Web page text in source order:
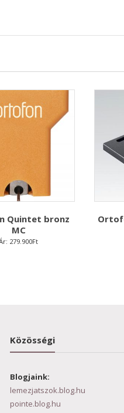
Quintet bronz
MC
279.900Ft
Közösségi
Blogjaink:
lemezjatszok.blog.hu
pointe.blog.hu